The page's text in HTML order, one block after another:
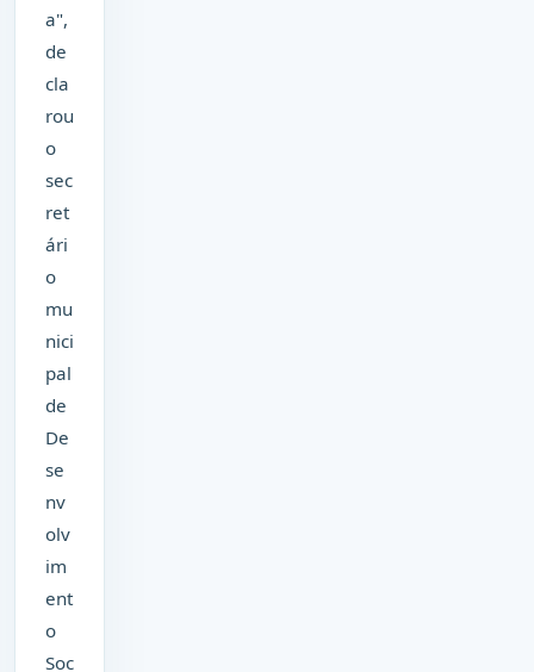
a",
de
cla
rou
o
sec
ret
ári
o
mu
nici
pal
de
De
se
nv
olv
im
ent
o
Soc